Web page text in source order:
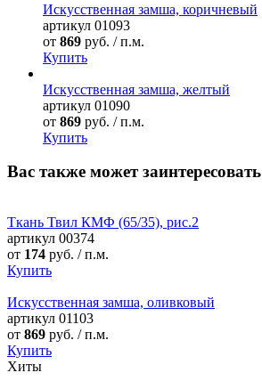
Искусственная замша, коричневый
артикул 01093
от 869 руб. / п.м.
Купить
Искусственная замша, желтый
артикул 01090
от 869 руб. / п.м.
Купить
Вас также может заинтересовать
Ткань Твил КМФ (65/35), рис.2
артикул 00374
от 174 руб. / п.м.
Купить
Искусственная замша, оливковый
артикул 01103
от 869 руб. / п.м.
Купить
Хиты